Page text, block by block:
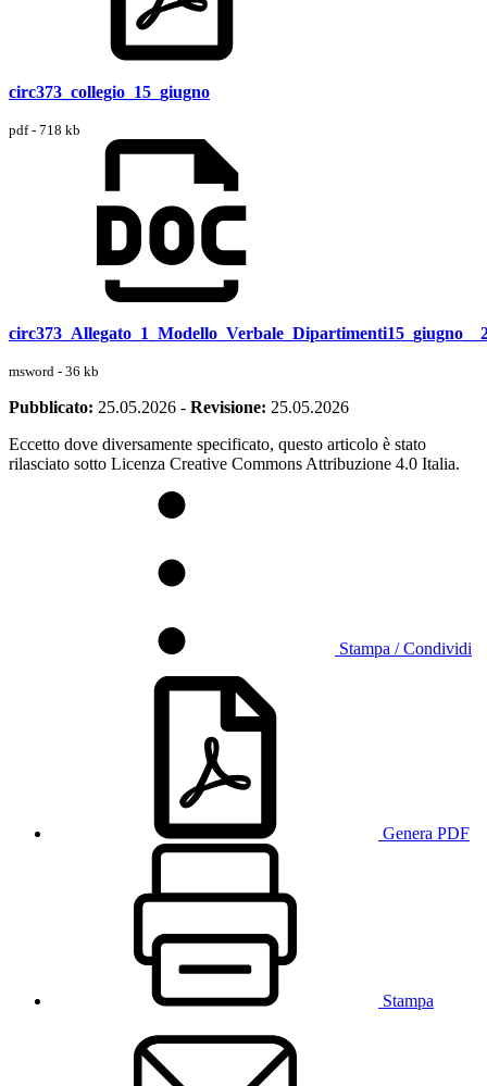
circ373_collegio_15_giugno
pdf - 718 kb
msword - 36 kb
Pubblicato: 25.05.2026 - Revisione: 25.05.2026
Eccetto dove diversamente specificato, questo articolo è stato
rilasciato sotto Licenza Creative Commons Attribuzione 4.0 Italia.
Stampa / Condividi
Genera PDF
Stampa